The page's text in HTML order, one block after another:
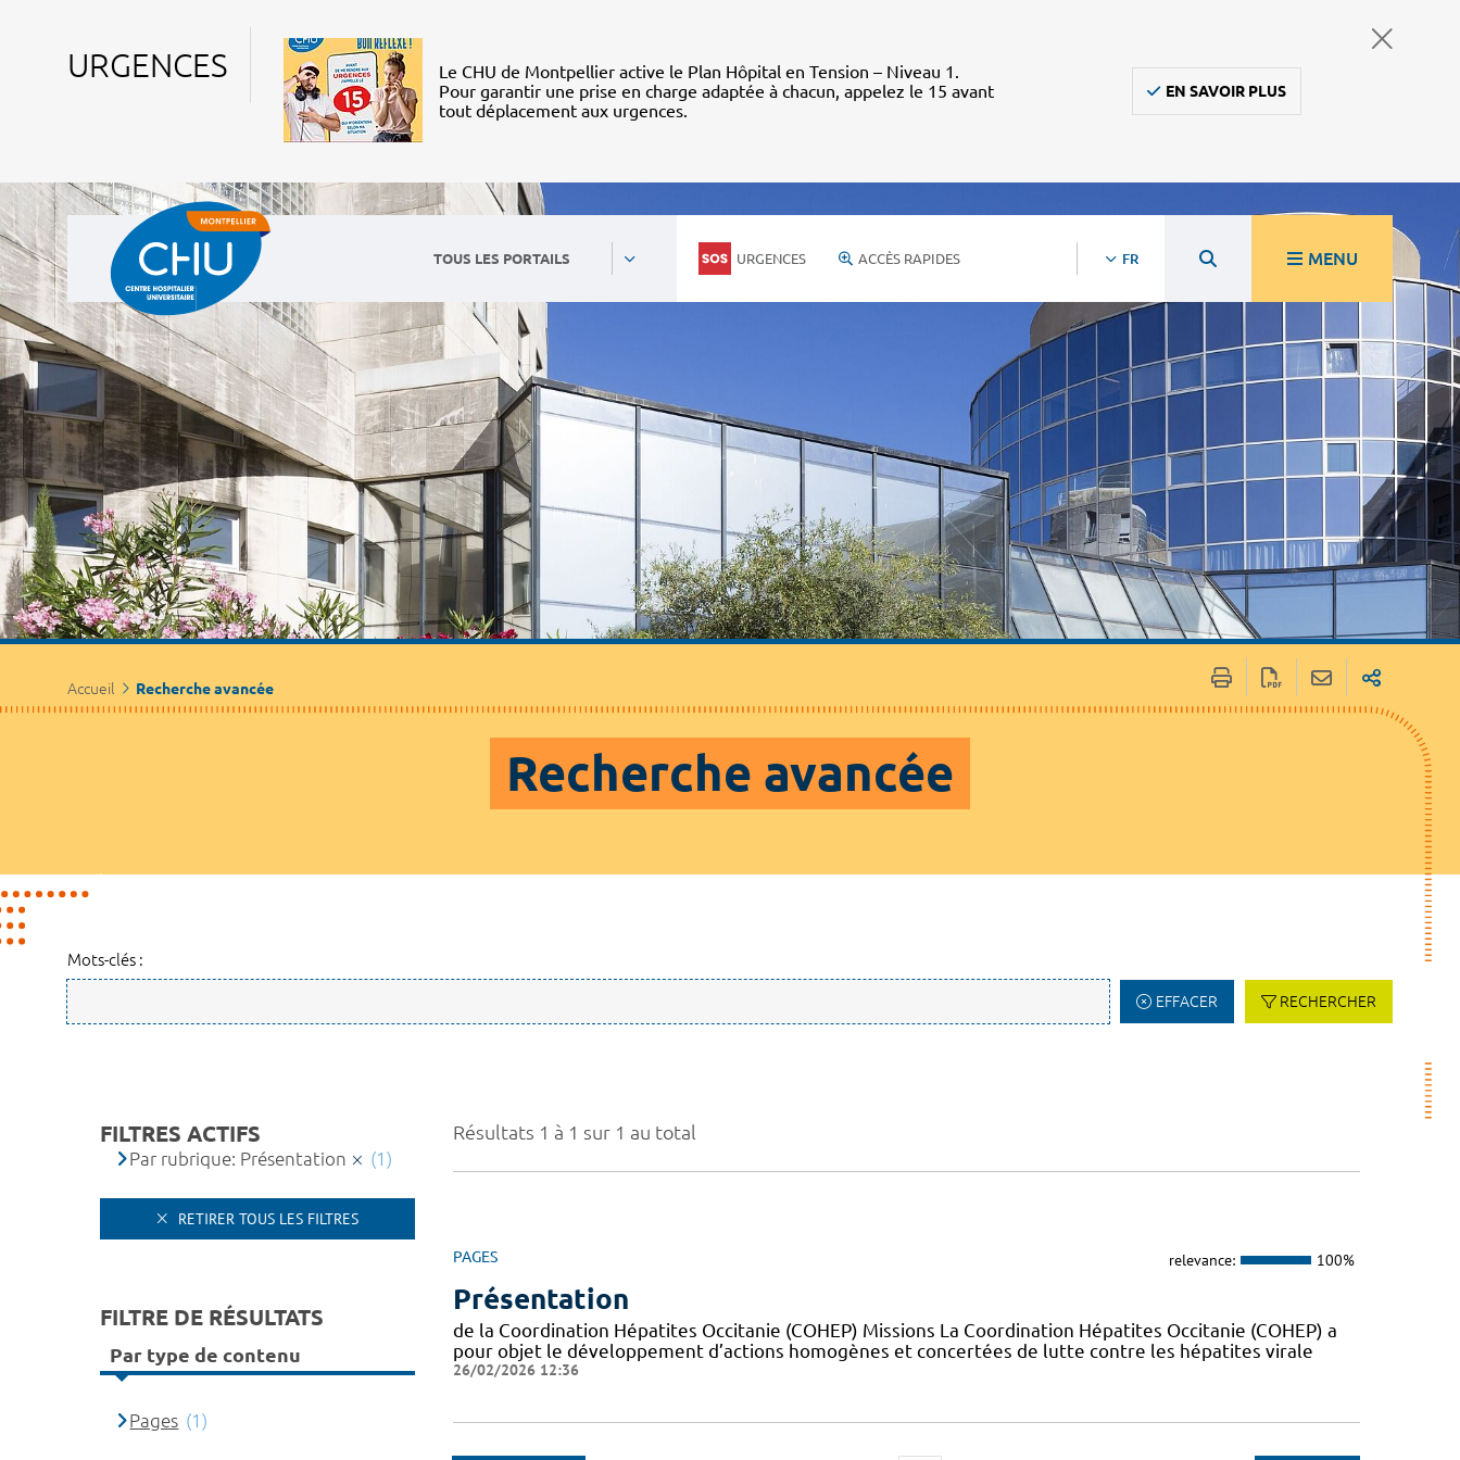
URGENCES
Le CHU de Montpellier active le Plan Hôpital en Tension – Niveau 1.
Pour garantir une prise en charge adaptée à chacun, appelez le 15 avant
tout déplacement aux urgences.
EN SAVOIR PLUS
TOUS LES PORTAILS URGENCES ACCÈS RAPIDES FR MENU
Accueil Recherche avancée
Recherche avancée
Mots-clés :
EFFACER RECHERCHER
Résultats 1 à 1 sur 1 au total
PAGES relevance: 100%
Présentation
de la Coordination Hépatites Occitanie (COHEP) Missions La Coordination Hépatites Occitanie (COHEP) a
pour objet le développement d’actions homogènes et concertées de lutte contre les hépatites virale
26/02/2026 12:36
FILTRES ACTIFS
Par rubrique: Présentation (1)
RETIRER TOUS LES FILTRES
FILTRE DE RÉSULTATS
Par type de contenu
Pages (1)